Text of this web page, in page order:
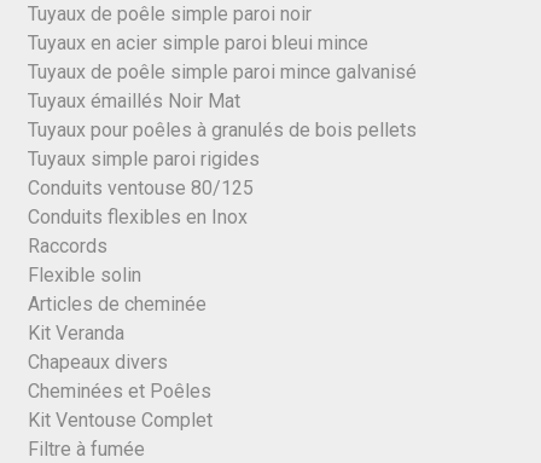
Tuyaux de poêle simple paroi noir
Tuyaux en acier simple paroi bleui mince
Tuyaux de poêle simple paroi mince galvanisé
Tuyaux émaillés Noir Mat
Tuyaux pour poêles à granulés de bois pellets
Tuyaux simple paroi rigides
Conduits ventouse 80/125
Conduits flexibles en Inox
Raccords
Flexible solin
Articles de cheminée
Kit Veranda
Chapeaux divers
Cheminées et Poêles
Kit Ventouse Complet
Filtre à fumée